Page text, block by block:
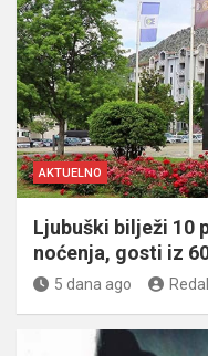
AKTUELNO
Ljubuški bilježi 10
noćenja, gosti iz
5 dana ago